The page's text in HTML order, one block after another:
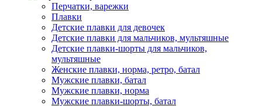
Перчатки, варежки
Плавки
Детские плавки для девочек
Детские плавки для мальчиков, мультяшные
Детские плавки-шорты для мальчиков,
мультяшные
Женские плавки, норма, ретро, батал
Мужские плавки, батал
Мужские плавки, норма
Мужские плавки-шорты, батал